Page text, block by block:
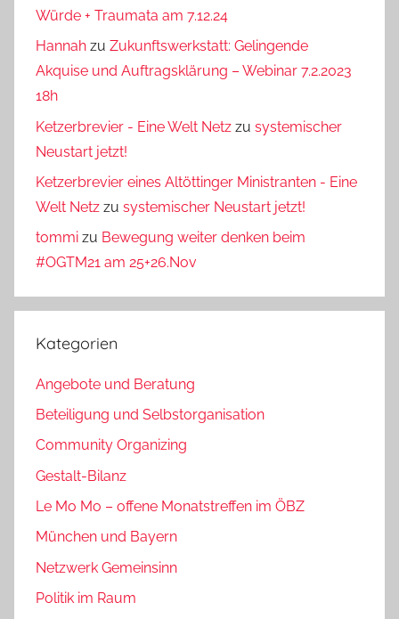
Würde + Traumata am 7.12.24
Hannah zu Zukunftswerkstatt: Gelingende
Akquise und Auftragsklärung – Webinar 7.2.2023
18h
Ketzerbrevier - Eine Welt Netz zu systemischer
Neustart jetzt!
Ketzerbrevier eines Altöttinger Ministranten - Eine
Welt Netz zu systemischer Neustart jetzt!
tommi zu Bewegung weiter denken beim
#OGTM21 am 25+26.Nov
Kategorien
Angebote und Beratung
Beteiligung und Selbstorganisation
Community Organizing
Gestalt-Bilanz
Le Mo Mo – offene Monatstreffen im ÖBZ
München und Bayern
Netzwerk Gemeinsinn
Politik im Raum